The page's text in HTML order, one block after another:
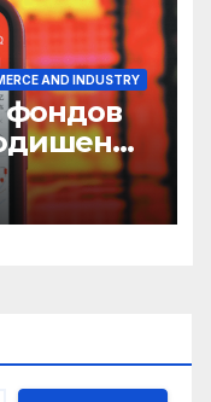
AND INDUSTRY
фондов